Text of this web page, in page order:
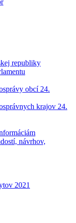
republiky
obcí 24.
krajov 24.
návrhov,
2021